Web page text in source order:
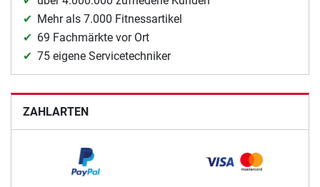
Mehr als 7.000 Fitnessartikel
69 Fachmärkte vor Ort
75 eigene Servicetechniker
ZAHLARTEN